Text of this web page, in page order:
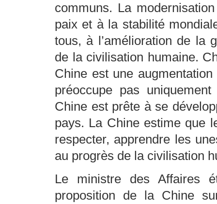
communs. La
paix et à la stabilité
tous, à l’amélioration de la
de la civilisation humaine.
Chine est une
préoccupe pas
Chine est prête à se
pays. La Chine estime que
respecter, apprendre les
au progrès de la civilisation
Le ministre des Affaires
proposition de la Chine